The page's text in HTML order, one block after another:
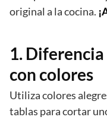
original a la cocina.
1.
con colores
Utiliza colores
tablas para cortar